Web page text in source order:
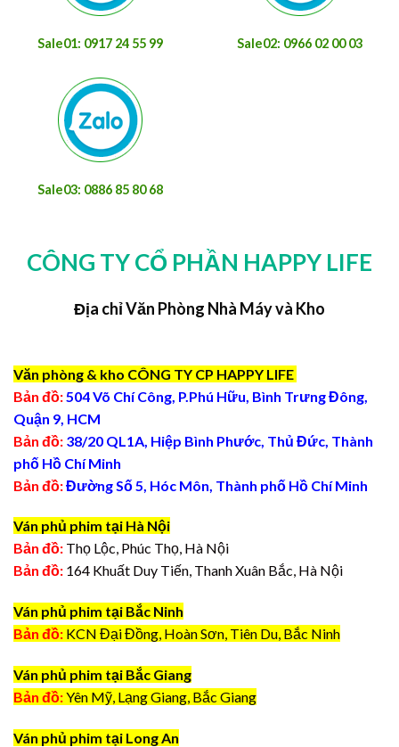
Sale01: 0917 24 55 99 Sale02: 0966 02 00 03
Sale03: 0886 85 80 68
CÔNG TY CỔ PHẦN HAPPY LIFE
Địa chỉ Văn Phòng Nhà Máy và Kho
Văn phòng & kho CÔNG TY CP HAPPY LIFE
Bản đồ: 504 Võ Chí Công, P.Phú Hữu, Bình Trưng Đông,
Quận 9, HCM
Bản đồ: 38/20 QL1A, Hiệp Bình Phước, Thủ Đức, Thành
phố Hồ Chí Minh
Bản đồ:Đường Số 5, Hóc Môn, Thành phố Hồ Chí Minh
Ván phủ phim tại Hà Nội
Bản đồ: Thọ Lộc, Phúc Thọ, Hà Nội
Bản đồ: 164 Khuất Duy Tiến, Thanh Xuân Bắc, Hà Nội
Ván phủ phim tại Bắc Ninh
Bản đồ: KCN Đại Đồng, Hoàn Sơn, Tiên Du, Bắc Ninh
Ván phủ phim tại Bắc Giang
Bản đồ:Yên Mỹ, Lạng Giang, Bắc Giang
Ván phủ phim tại Long An